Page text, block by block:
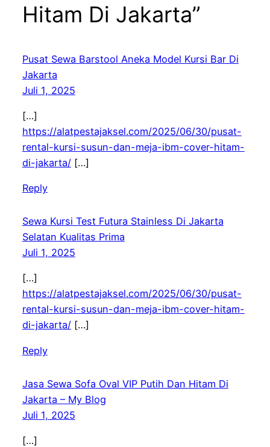
Hitam Di Jakarta”
Pusat Sewa Barstool Aneka Model Kursi Bar Di
Jakarta
Juli 1, 2025
[…]
https://alatpestajaksel.com/2025/06/30/pusat-
rental-kursi-susun-dan-meja-ibm-cover-hitam-
di-jakarta/[…]
Reply
Sewa Kursi Test Futura Stainless Di Jakarta
Selatan Kualitas Prima
Juli 1, 2025
[…]
https://alatpestajaksel.com/2025/06/30/pusat-
rental-kursi-susun-dan-meja-ibm-cover-hitam-
di-jakarta/[…]
Reply
Jasa Sewa Sofa Oval VIP Putih Dan Hitam Di
Jakarta – My Blog
Juli 1, 2025
[…]